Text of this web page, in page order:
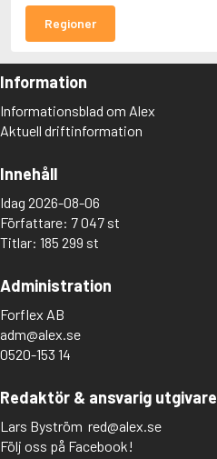
Regioner
Information
Informationsblad om Alex
Aktuell driftinformation
Innehåll
Idag 2026-08-06
Författare: 7 047 st
Titlar: 185 299 st
Administration
Forflex AB
adm@alex.se
0520-153 14
Redaktör & ansvarig utgivare
Lars Byström red@alex.se
Följ oss på Facebook!